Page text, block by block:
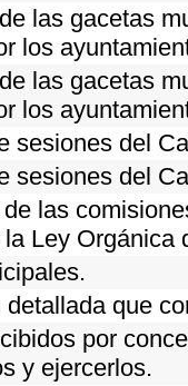
las gacetas
los
las gacetas
los
sesiones del
sesiones del
las
Ley Orgánica
que
por
y ejercerlos.